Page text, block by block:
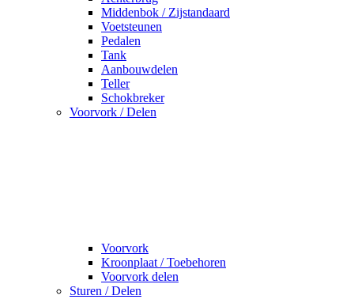
Middenbok / Zijstandaard
Voetsteunen
Pedalen
Tank
Aanbouwdelen
Teller
Schokbreker
Voorvork / Delen
Voorvork
Kroonplaat / Toebehoren
Voorvork delen
Sturen / Delen